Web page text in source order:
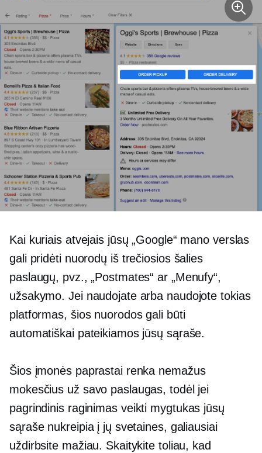
Kai kuriais atvejais jūsų „Google“ mano verslas
gali pridėti nuorodų iš trečiosios šalies
paslaugų, pvz., „Postmates“ ar „Menufy“,
užsakymo. Jei naudojate arba naudojote tokias
platformas, šios nuorodos gali būti
automatiškai pateikiamos jūsų sąraše.
Šios įmonės paprastai renka nemažus
mokesčius už savo paslaugas, todėl jei
pagrindinis raginimas veikti mygtukas jūsų
sąraše nukreipia į jų svetaines, galiausiai
uždirbsite mažiau. Skaitykite toliau, kad